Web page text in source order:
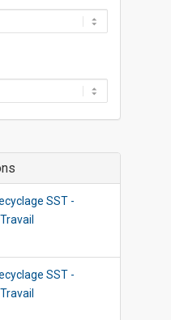
SST -
SST -